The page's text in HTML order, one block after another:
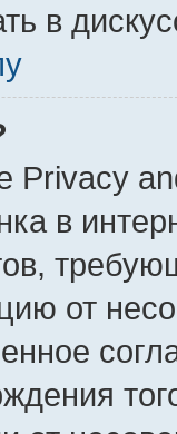
в
Privacy
в
от